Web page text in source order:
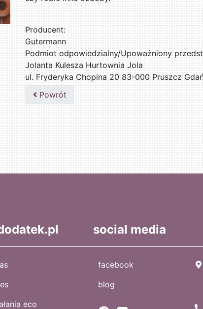
Producent:
Gutermann
Podmiot odpowiedzialny/Upoważniony
Jolanta Kulesza Hurtownia Jola
ul. Fryderyka Chopina 20 83-000 Pruszcz
502047435
Powrót
eco
social media
facebook
blog